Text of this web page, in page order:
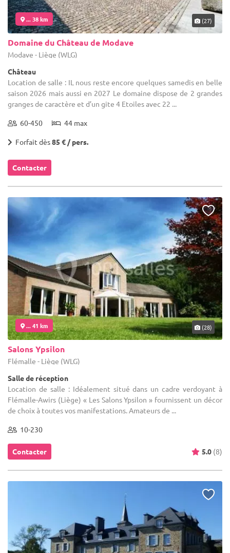
... 38 km (27)
Domaine du Château de Modave
Modave - Liège (WLG)
Château
Location de salle : IL nous reste encore quelques samedis en belle
saison 2026 mais aussi en 2027 Le domaine dispose de 2 grandes
granges de caractère et d’un gite 4 Etoiles avec 22 ...
60-450 44 max
Forfait dès85 € / pers.
Contacter
... 41 km (28)
Salons Ypsilon
Flémalle - Liège (WLG)
Salle de réception
Location de salle : Idéalement situé dans un cadre verdoyant à
Flémalle-Awirs (Liège) « Les Salons Ypsilon » fournissent un décor
de choix à toutes vos manifestations. Amateurs de ...
10-230
Contacter 5.0 (8)